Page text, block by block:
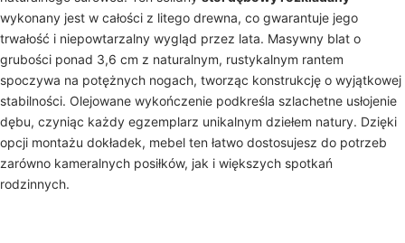
wykonany jest w całości z litego drewna, co gwarantuje jego
trwałość i niepowtarzalny wygląd przez lata. Masywny blat o
grubości ponad 3,6 cm z naturalnym, rustykalnym rantem
spoczywa na potężnych nogach, tworząc konstrukcję o wyjątkowej
stabilności. Olejowane wykończenie podkreśla szlachetne usłojenie
dębu, czyniąc każdy egzemplarz unikalnym dziełem natury. Dzięki
opcji montażu dokładek, mebel ten łatwo dostosujesz do potrzeb
zarówno kameralnych posiłków, jak i większych spotkań
rodzinnych.